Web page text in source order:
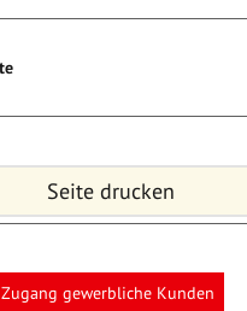
Seite drucken
Zugang gewerbliche Kunden